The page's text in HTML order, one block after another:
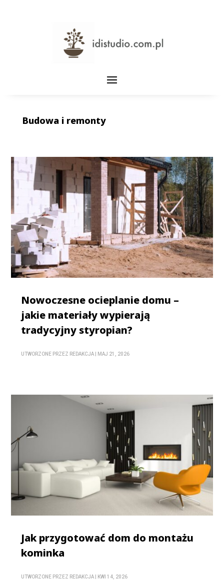
Budowa i remonty
Nowoczesne ocieplanie domu –
jakie materiały wypierają
tradycyjny styropian?
UTWORZONE PRZEZ REDAKCJA MAJ 21, 2026
Jak przygotować dom do montażu
kominka
UTWORZONE PRZEZ REDAKCJA KWI 14, 2026